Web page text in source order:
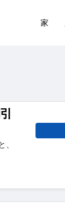
家
、